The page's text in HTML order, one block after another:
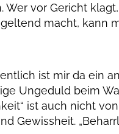
Wer vor Gericht
macht, kann
ist mir da ein
Ungeduld beim
ist auch nicht
Gewissheit.